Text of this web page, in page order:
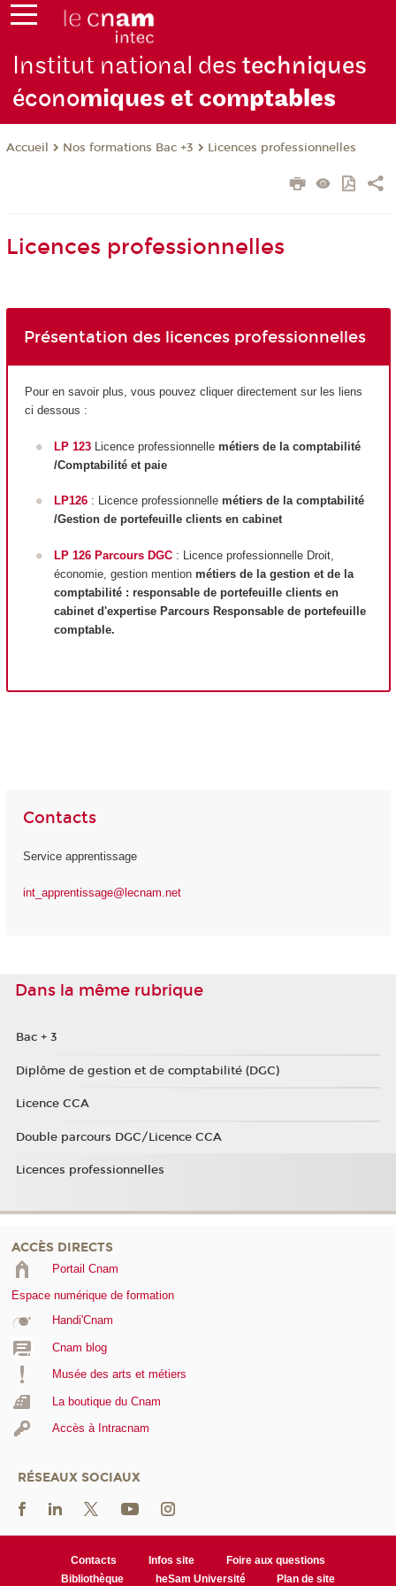
Institut national destechniques
économiques et comptables
Accueil Nos formations Bac +3 Licences professionnelles
Licences professionnelles
Présentation des licences professionnelles
Pour en savoir plus, vous pouvez cliquer directement sur les liens
ci dessous :
LP 123Licence professionnelle métiers de la comptabilité
/Comptabilité et paie
LP126: Licence professionnelle métiers de la comptabilité
/Gestion de portefeuille clients en cabinet
LP 126 Parcours DGC: Licence professionnelle Droit,
économie, gestion mention métiers de la gestion et de la
comptabilité : responsable de portefeuille clients en
cabinet d'expertise Parcours Responsable de portefeuille
comptable.
Contacts
Service apprentissage
int_apprentissage@lecnam.net
Dans la même rubrique
Bac + 3
Diplôme de gestion et de comptabilité (DGC)
Licence CCA
Double parcours DGC/Licence CCA
Licences professionnelles
ACCÈS DIRECTS
Portail Cnam
Espace numérique de formation
Handi'Cnam
Cnam blog
Musée des arts et métiers
La boutique du Cnam
Accès à Intracnam
RÉSEAUX SOCIAUX
Contacts Infos site
Foire aux questions
Bibliothèque
heSam Université Plan de site